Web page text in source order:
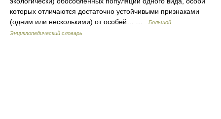
которых отличаются достаточно устойчивыми признаками
(одним или несколькими) от особей… …
Большой
Энциклопедический словарь